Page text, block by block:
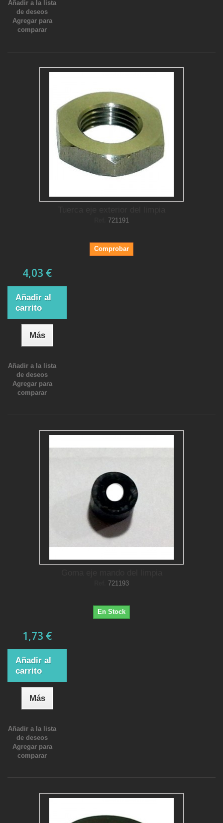
Añadir a la lista
de deseos
Agregar para
comparar
721191
Comprobar
4,03 €
Añadir al
carrito
Más
Añadir a la lista
de deseos
Agregar para
comparar
721193
En Stock
1,73 €
Añadir al
carrito
Más
Añadir a la lista
de deseos
Agregar para
comparar